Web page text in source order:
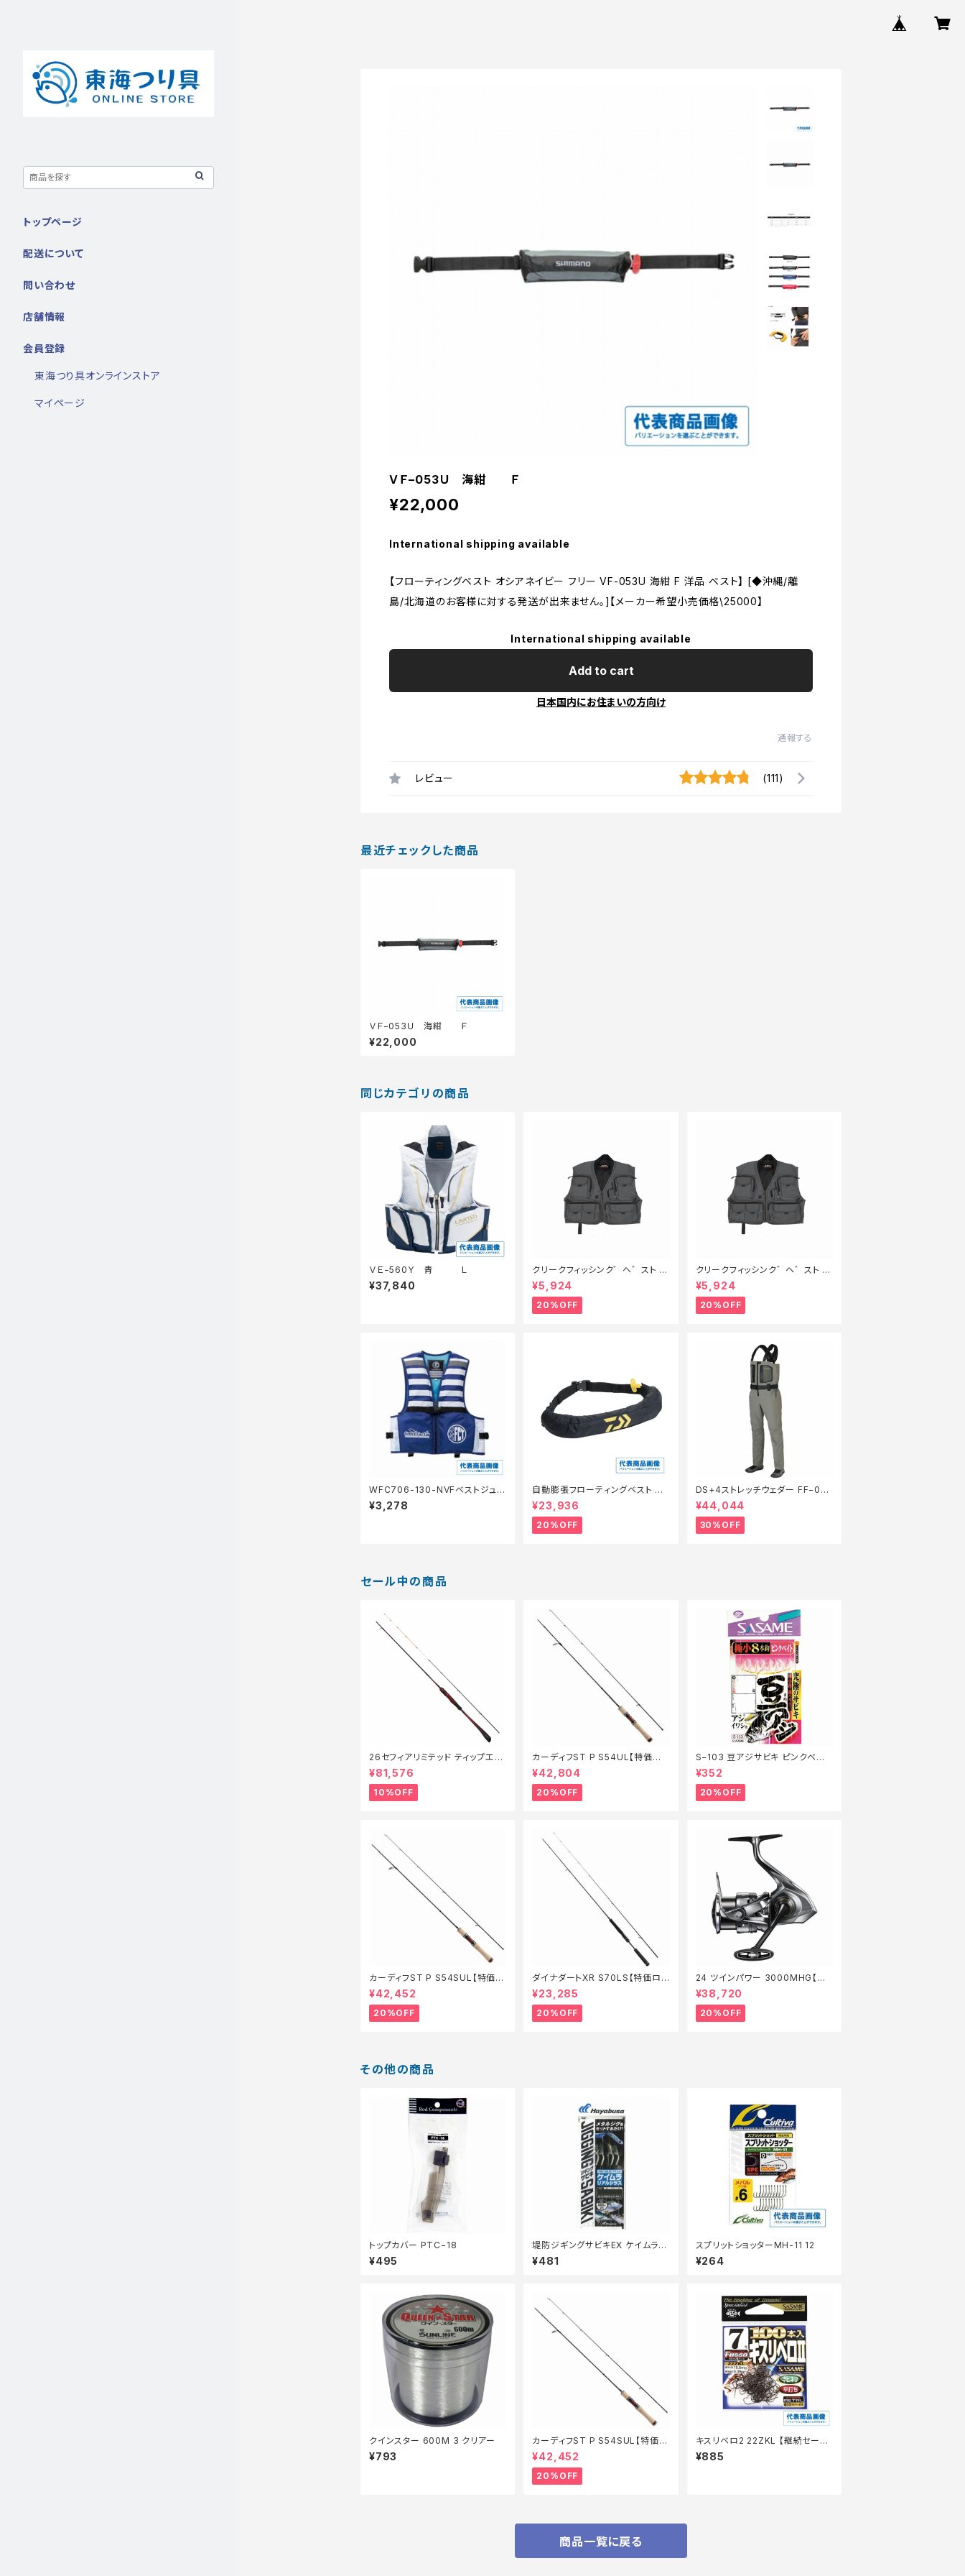
ＶＦ−053Ｕ 海紺 Ｆ
¥22,000
International shipping available
【フローティングベスト オシアネイビー フリー VF-053U 海紺 F 洋品 ベスト】 [◆沖縄/離
島/北海道のお客様に対する発送が出来ません。]【メーカー希望小売価格\25000】
International shipping available
Add to cart
日本国内にお住まいの方向け
通報する
レビュー (111)
最近チェックした商品
ＶＦ−053Ｕ 海紺 Ｆ
¥22,000
同じカテゴリの商品
ＶＥ−560Ｙ 青 Ｌ
¥37,840
クリークフィッシンク゛ヘ゛スト F
P-405 タ゛ークク゛レーM【特価
装備】【20】
¥5,924
20%OFF
クリークフィッシンク゛ヘ゛スト F
P-405 タ゛ークク゛レーL【特価
装備】【20】
¥5,924
20%OFF
WFC706-130-NVFベストジュニ
ア 130? NV
¥3,278
自動膨張フローティングベスト DF
-2724JM ブラック フリー【特価装
備】【20】
¥23,936
20%OFF
DS+4ストレッチウェダー FF−00
0V 灰 ML【特価装備】【30】
¥44,044
30%OFF
セール中の商品
26セフィアリミテッド ティップエギ
ング S63ML+S【継続セール_ロッ
ド】【10】
¥81,576
10%OFF
カーディフST P S54UL【特価ロッ
ド】【20】
¥42,804
20%OFF
S−103 豆アジサビキ ピンクベイト
1【特価仕掛】【20】
¥352
20%OFF
カーディフST P S54SUL【特価ロ
ッド】【20】
¥42,452
20%OFF
ダイナダートXR S70LS【特価ロッ
ド】【20】
¥23,285
20%OFF
24 ツインパワー 3000MHG【特
価リール】【20】
¥38,720
20%OFF
その他の商品
トップカバー PTC−18
¥495
堤防ジギングサビキEX ケイムラリ
アルシラス2本FS702ーS
¥481
スプリットショッターMH-11 12
¥264
クインスター 600M 3 クリアー
¥793
カーディフST P S54SUL【特価ロ
ッド】【20】
¥42,452
20%OFF
キスリベロ2 22ZKL 【継続セール_
仕掛】
¥885
商品一覧に戻る
トップページ
配送について
問い合わせ
店舗情報
会員登録
東海つり具オンラインストア
マイページ